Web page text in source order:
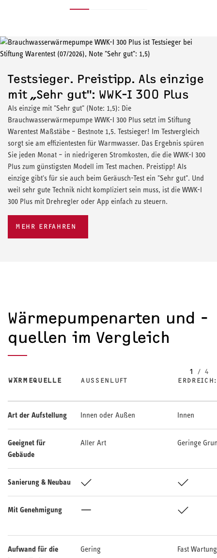
Testsieger. Preistipp. Als einzige
mit „Sehr gut": WWK-I 300 Plus
Als einzige mit "Sehr gut" (Note: 1,5): Die
Brauchwasserwärmepumpe WWK-I 300 Plus setzt im Stiftung
Warentest Maßstäbe – Bestnote 1,5. Testsieger! Im Testvergleich
sorgt sie am effizientesten für Warmwasser. Das Ergebnis spüren
Sie jeden Monat – in niedrigeren Stromkosten, die die WWK-I 300
Plus zum günstigsten Modell im Test machen. Preistipp! Als
einzige gibt's für sie auch beim Geräusch-Test ein "Sehr gut". Und
weil sehr gute Technik nicht kompliziert sein muss, ist die WWK-I
300 Plus mit Drehregler oder App einfach zu steuern.
MEHR ERFAHREN
Wärmepumpenarten und -
quellen im Vergleich
1 / 4
WÄRMEQUELLE AUSSENLUFT
Art der Aufstellung Innen oder Außen Innen
Geeignet für
Gebäude
Aller Art Geringe
Sanierung & Neubau
Ja Ja
Mit Genehmigung
Ja
Aufwand für die
Gering Fast